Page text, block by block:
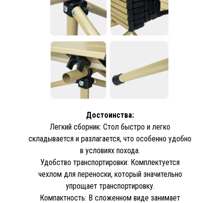
Достоинства:
Легкий сборник: Стол быстро и легко
складывается и разлагается, что особенно удобно
в условиях похода.
Удобство транспортировки: Комплектуется
чехлом для переноски, который значительно
упрощает транспортировку.
Компактность: В сложенном виде занимает